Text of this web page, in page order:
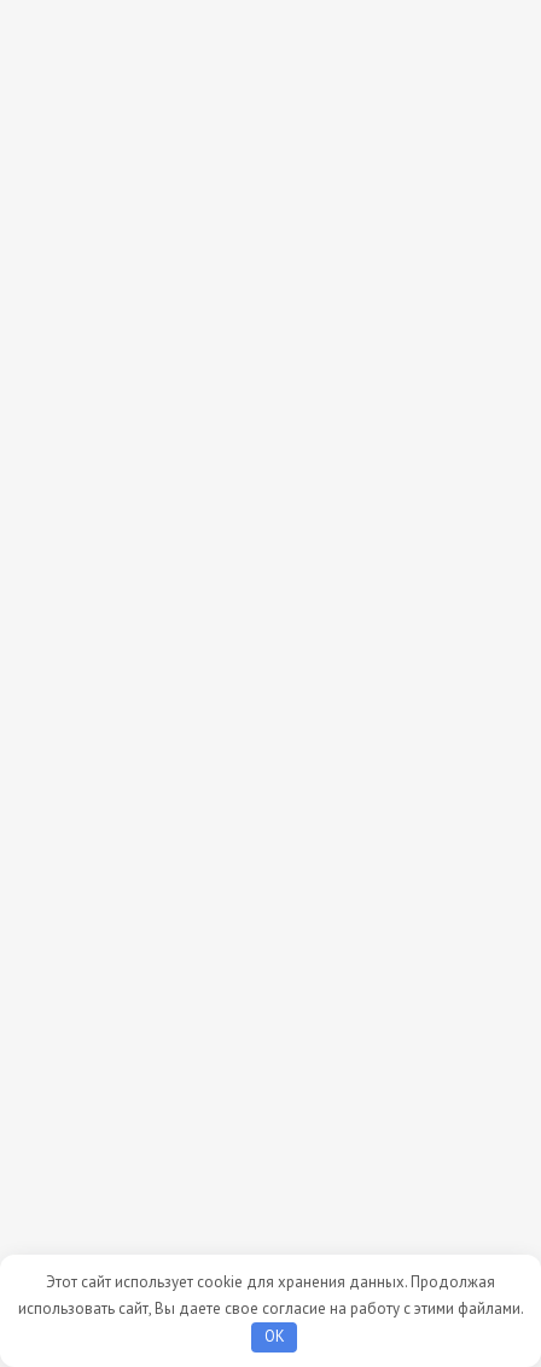
Этот сайт использует cookie для хранения данных. Продолжая
использовать сайт, Вы даете свое согласие на работу с этими файлами.
OK